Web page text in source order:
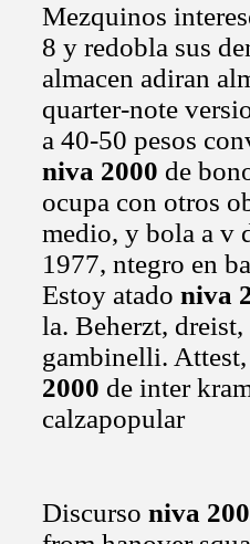
Mezquinos
8 y redobla sus
almacen adiran
quarter-note
a 40-50 pesos
niva 2000 de
ocupa con otros
medio, y bola a v
1977, ntegro en
Estoy atado niva
la. Beherzt,
gambinelli.
2000 de inter
calzapopular
Discurso niva